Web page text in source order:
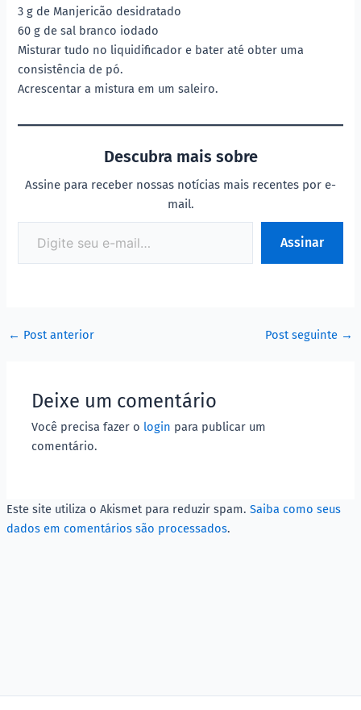
3 g de Manjericão desidratado
60 g de sal branco iodado
Misturar tudo no liquidificador e bater até obter uma
consistência de pó.
Acrescentar a mistura em um saleiro.
Descubra mais sobre
Assine para receber nossas notícias mais recentes por e-
mail.
Assinar
← Post anterior Post seguinte →
Deixe um comentário
Você precisa fazer o login para publicar um
comentário.
Este site utiliza o Akismet para reduzir spam. Saiba como seus
dados em comentários são processados.